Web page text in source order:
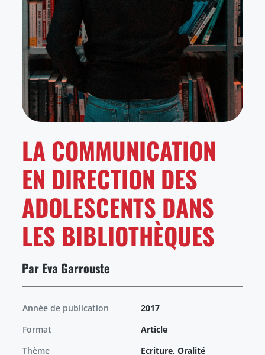
LA COMMUNICATION
EN DIRECTION DES
ADOLESCENTS DANS
LES BIBLIOTHÈQUES
Par Eva Garrouste
Année de publication
2017
Format
Article
Thème
Ecriture, Oralité